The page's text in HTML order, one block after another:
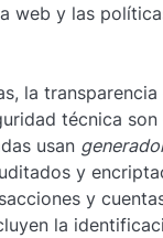
web y las
la transparencia
técnica son
usan
y
y
la